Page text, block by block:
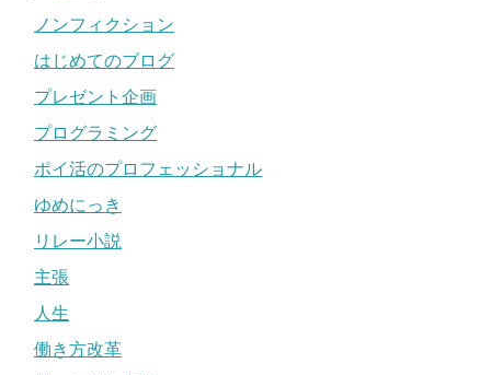
ノンフィクション
はじめてのブログ
プレゼント企画
プログラミング
ポイ活のプロフェッショナル
ゆめにっき
リレー小説
主張
人生
働き方改革